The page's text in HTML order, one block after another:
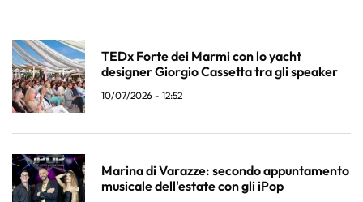
TEDx Forte dei Marmi con lo yacht
designer Giorgio Cassetta tra gli speaker
10/07/2026 - 12:52
Marina di Varazze: secondo appuntamento
musicale dell'estate con gli iPop